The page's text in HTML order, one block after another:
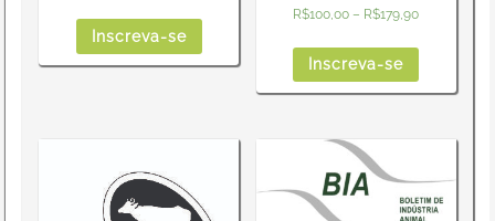
Inscreva-se
R$100,00 – R$179,90
Inscreva-se